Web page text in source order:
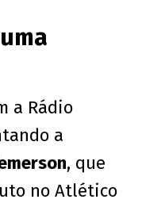
a Rádio
a
, que
no Atlético